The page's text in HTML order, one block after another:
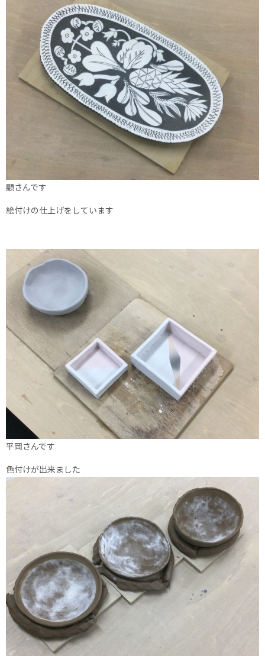
顧さんです
絵付けの仕上げをしています
平岡さんです
色付けが出来ました